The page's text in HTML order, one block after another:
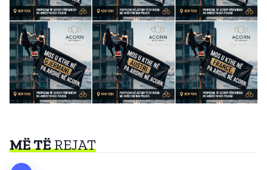
MË TËREJAT